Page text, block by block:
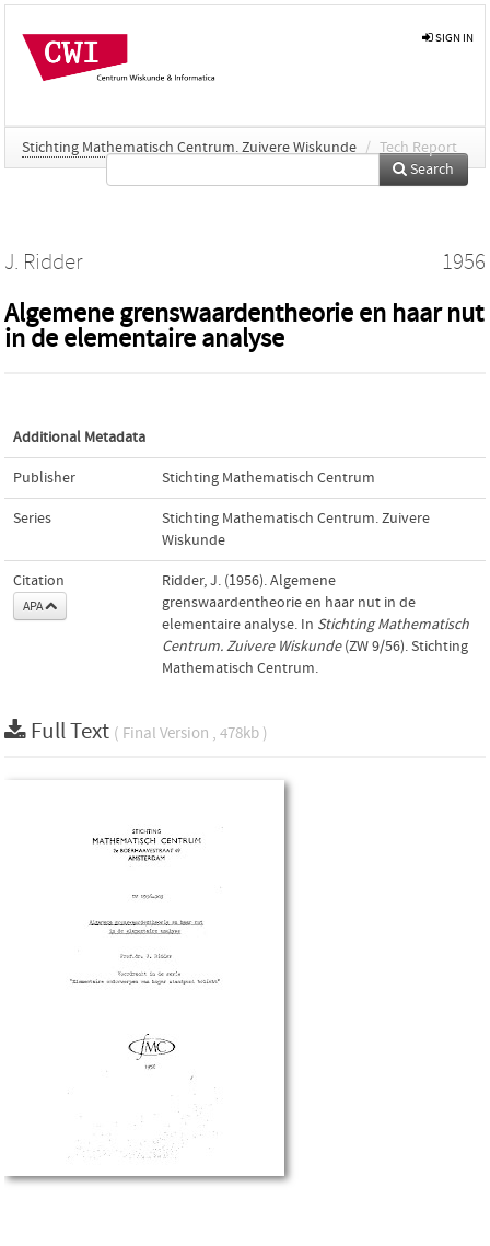
SIGN IN
Stichting Mathematisch Centrum. Zuivere Wiskunde / Tech Report
Search
J. Ridder 1956
Algemene grenswaardentheorie en haar nut
in de elementaire analyse
Additional Metadata
Publisher Stichting Mathematisch Centrum
Series
Stichting Mathematisch Centrum. Zuivere
Wiskunde
Citation
APA
Ridder, J. (1956). Algemene
grenswaardentheorie en haar nut in de
elementaire analyse. In Stichting Mathematisch
Centrum. Zuivere Wiskunde(ZW 9/56). Stichting
Mathematisch Centrum.
Full Text ( Final Version , 478kb )